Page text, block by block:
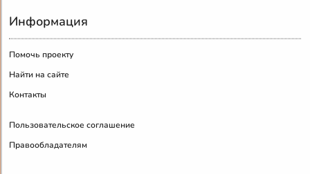
Информация
Помочь проекту
Найти на сайте
Контакты
Пользовательское соглашение
Правообладателям